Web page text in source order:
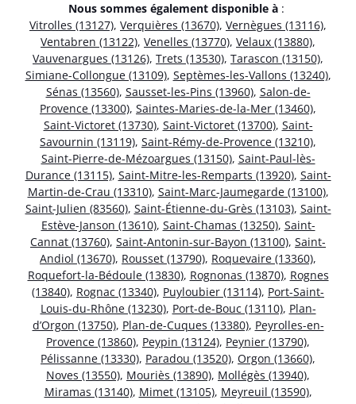
Nous sommes également disponible à :
Vitrolles (13127), Verquières (13670), Vernègues (13116),
Ventabren (13122), Venelles (13770), Velaux (13880),
Vauvenargues (13126), Trets (13530), Tarascon (13150),
Simiane-Collongue (13109), Septèmes-les-Vallons (13240),
Sénas (13560), Sausset-les-Pins (13960), Salon-de-
Provence (13300), Saintes-Maries-de-la-Mer (13460),
Saint-Victoret (13730), Saint-Victoret (13700), Saint-
Savournin (13119), Saint-Rémy-de-Provence (13210),
Saint-Pierre-de-Mézoargues (13150), Saint-Paul-lès-
Durance (13115), Saint-Mitre-les-Remparts (13920), Saint-
Martin-de-Crau (13310), Saint-Marc-Jaumegarde (13100),
Saint-Julien (83560), Saint-Étienne-du-Grès (13103), Saint-
Estève-Janson (13610), Saint-Chamas (13250), Saint-
Cannat (13760), Saint-Antonin-sur-Bayon (13100), Saint-
Andiol (13670), Rousset (13790), Roquevaire (13360),
Roquefort-la-Bédoule (13830), Rognonas (13870), Rognes
(13840), Rognac (13340), Puyloubier (13114), Port-Saint-
Louis-du-Rhône (13230), Port-de-Bouc (13110), Plan-
d’Orgon (13750), Plan-de-Cuques (13380), Peyrolles-en-
Provence (13860), Peypin (13124), Peynier (13790),
Pélissanne (13330), Paradou (13520), Orgon (13660),
Noves (13550), Mouriès (13890), Mollégès (13940),
Miramas (13140), Mimet (13105), Meyreuil (13590),